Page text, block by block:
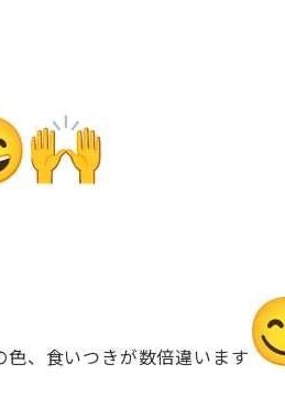
、食いつきが数倍違います